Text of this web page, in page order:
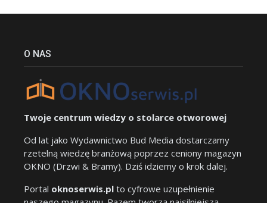
O NAS
Twoje centrum wiedzy o stolarce otworowej
Od lat jako Wydawnictwo Bud Media dostarczamy
rzetelną wiedzę branżową poprzez ceniony magazyn
OKNO (Drzwi & Bramy). Dziś idziemy o krok dalej.
Portal oknoserwis.pl to cyfrowe uzupełnienie